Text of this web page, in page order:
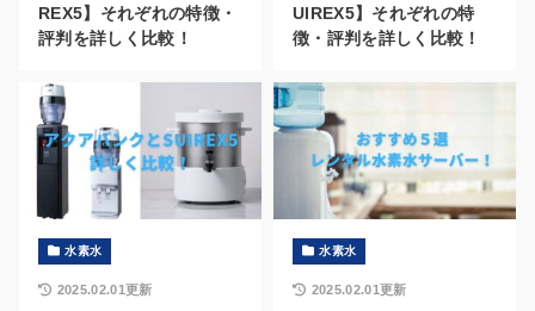
REX5】それぞれの特徴・
評判を詳しく比較！
UIREX5】それぞれの特
徴・評判を詳しく比較！
水素水
2025.02.01更新
水素水
2025.02.01更新